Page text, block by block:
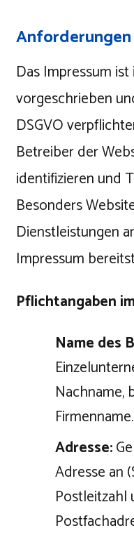
Anforderungen
Das Impressum
vorgeschrieben
DSGVO
Betreiber der
identifizieren und
Besonders
Dienstleistungen
Impressum
Pflichtangaben
Name des
Nachname,
Firmenname.
Adresse:
Adresse an
Postleitzahl